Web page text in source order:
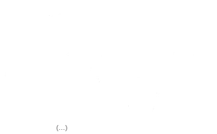
(…)